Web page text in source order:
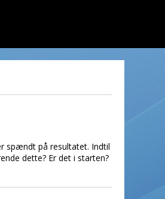
spændt på resultatet. Indtil
dette? Er det i starten?